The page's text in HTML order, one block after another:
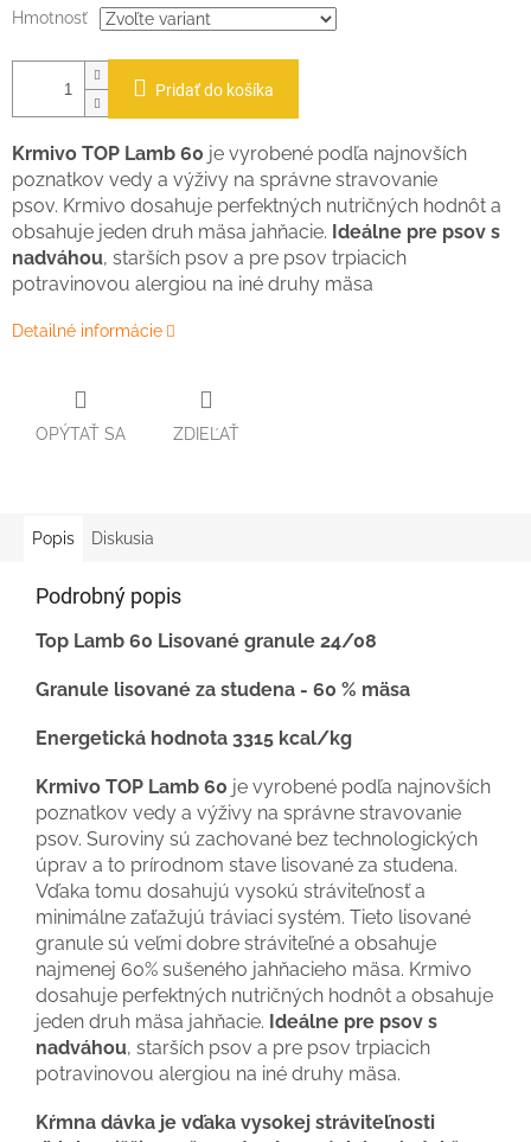
Hmotnosť
Pridať do košíka
Krmivo TOP Lamb 60 je vyrobené podľa najnovších
poznatkov vedy a výživy na správne stravovanie
psov. Krmivo dosahuje perfektných nutričných hodnôt a
obsahuje jeden druh mäsa jahňacie. Ideálne pre psov s
nadváhou, starších psov a pre psov trpiacich
potravinovou alergiou na iné druhy mäsa
Detailné informácie
OPÝTAŤ SA ZDIEĽAŤ
Popis Diskusia
Podrobný popis
Top Lamb 60 Lisované granule 24/08
Granule lisované za studena - 60 % mäsa
Energetická hodnota 3315 kcal/kg
Krmivo TOP Lamb 60 je vyrobené podľa najnovších
poznatkov vedy a výživy na správne stravovanie
psov. Suroviny sú zachované bez technologických
úprav a to prírodnom stave lisované za studena.
Vďaka tomu dosahujú vysokú stráviteľnosť a
minimálne zaťažujú tráviaci systém. Tieto lisované
granule sú veľmi dobre stráviteľné a obsahuje
najmenej 60% sušeného jahňacieho mäsa. Krmivo
dosahuje perfektných nutričných hodnôt a obsahuje
jeden druh mäsa jahňacie. Ideálne pre psov s
nadváhou, starších psov a pre psov trpiacich
potravinovou alergiou na iné druhy mäsa.
Kŕmna dávka je vďaka vysokej stráviteľnosti